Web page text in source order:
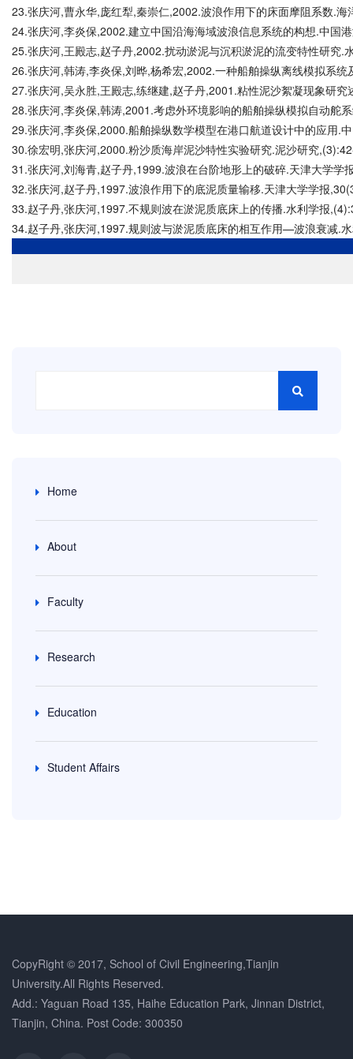
Home
About
Faculty
Research
Education
Student Affairs
23.张庆河,曹永华,庞红犁,秦崇仁,2002.波浪作用下的床面摩阻系数.
24.张庆河,李炎保,2002.建立中国沿海海域波浪信息系统的构想.中国
25.张庆河,王殿志,赵子丹,2002.扰动淤泥与沉积淤泥的流变特性研究.
26.张庆河,韩涛,李炎保,刘晔,杨希宏,2002.一种船舶操纵离线模拟系
27.张庆河,吴永胜,王殿志,练继建,赵子丹,2001.粘性泥沙絮凝现象研
28.张庆河,李炎保,韩涛,2001.考虑外环境影响的船舶操纵模拟自动舵
29.张庆河,李炎保,2000.船舶操纵数学模型在港口航道设计中的应用.
30.徐宏明,张庆河,2000.粉沙质海岸泥沙特性实验研究.泥沙研究
31.张庆河,刘海青,赵子丹,1999.波浪在台阶地形上的破碎.天津大学学
32.张庆河,赵子丹,1997.波浪作用下的底泥质量输移.天津大学学报
33.赵子丹,张庆河,1997.不规则波在淤泥质底床上的传播.水利学报
34.赵子丹,张庆河,1997.规则波与淤泥质底床的相互作用—波浪衰减.
CopyRight © 2017, School of Civil Engineering,Tianjin
University.All Rights Reserved.
Add.: Yaguan Road 135, Haihe Education Park, Jinnan District,
Tianjin, China. Post Code: 300350